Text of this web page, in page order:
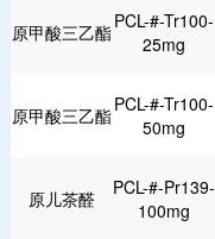
原甲酸三乙酯PCL-#-Tr100-
25mg
原甲酸三乙酯PCL-#-Tr100-
50mg
原儿茶醛
PCL-#-Pr139-
100mg